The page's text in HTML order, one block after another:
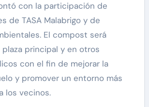
con la participación de
de TASA Malabrigo y de
El compost será
principal y en otros
con el fin de mejorar la
y promover un entorno más
los vecinos.